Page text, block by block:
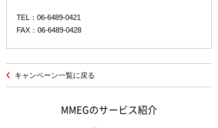
TEL：06-6489-0421
FAX：06-6489-0428
キャンペーン一覧に戻る
MMEGのサービス紹介